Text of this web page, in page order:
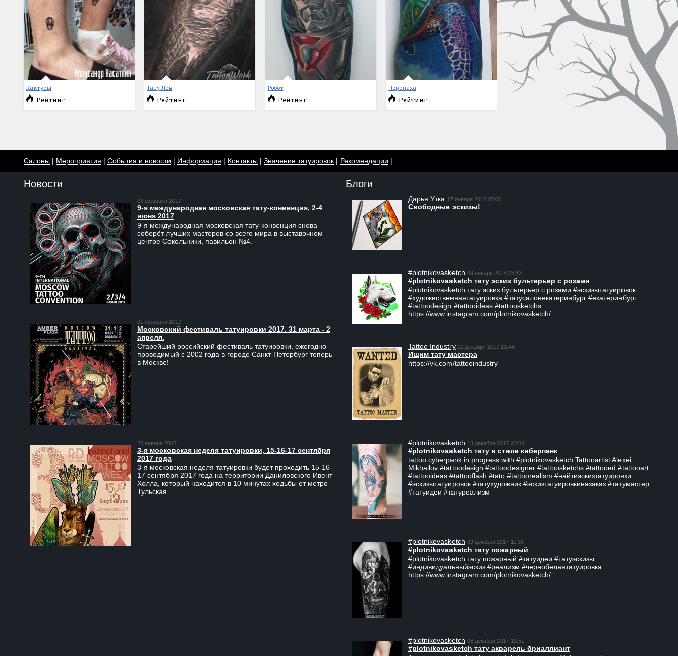
Кактусы
Рейтинг
Тату Лев
Рейтинг
Робот
Рейтинг
Черепаха
Рейтинг
Салоны | Мероприятия | События и новости | Информация | Контакты | Значение татуировок | Рекомендации |
Новости
03 февраля 2017
9-я международная московская тату-конвенция, 2-4
июня 2017
9-я международная московская тату-конвенция снова
соберёт лучших мастеров со всего мира в выставочном
центре Сокольники, павильон №4.
01 февраля 2017
Московский фестиваль татуировки 2017. 31 марта - 2
апреля.
Старейший российский фестиваль татуировки, ежегодно
проводимый с 2002 года в городе Санкт-Петербург теперь
в Москве!
25 января 2017
3-я московская неделя татуировки, 15-16-17 сентября
2017 года
3-я московская неделя татуировки будет проходить 15-16-
17 сентября 2017 года на территории Даниловского Ивент
Холла, который находится в 10 минутах ходьбы от метро
Тульская.
Блоги
Дарья Утка 17 января 2018 15:00
Свободные эскизы!
#plotnikovasketch 09 января 2018 23:53
#plotnikovasketch тату эскиз бультерьер с розами
#plotnikovasketch тату эскиз бультерьер с розами #эскизытатуировок
#художественнаятатуировка #татусалонекатеринбург #екатеринбург
#tattoodesign #tattooideas #tattoosketchs
https://www.instagram.com/plotnikovasketch/
Tattoo Industry 22 декабря 2017 13:44
Ищим тату мастера
https://vk.com/tattooindustry
#plotnikovasketch 13 декабря 2017 23:54
#plotnikovasketch тату в стиле киберпанк
tattoo cyberpank in progress with #plotnikovasketch Tattooartist Alexei
Mikhailov #tattoodesign #tattoodesigner #tattoosketchs #tattooed #tattooart
#tattooideas #tattooflash #tato #tattoorealism #найтиэскизтатуировки
#эскизытатуировок #татухудожник #эскизтатуировкиназаказ #татумастер
#татуидеи #татуреализм
#plotnikovasketch 09 декабря 2017 11:33
#plotnikovasketch тату пожарный
#plotnikovasketch тату пожарный #татуидеи #татуэскизы
#индивидуальныйэскиз #реализм #чернобелаятатуировка
https://www.instagram.com/plotnikovasketch/
#plotnikovasketch 06 декабря 2017 10:51
#plotnikovasketch тату акварель бриаллиант